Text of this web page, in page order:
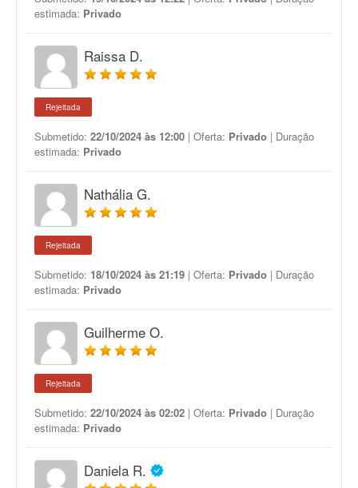
estimada: Privado
Raissa D.
Rejeitada
Submetido: 22/10/2024 às 12:00 | Oferta: Privado | Duração
estimada: Privado
Nathália G.
Rejeitada
Submetido: 18/10/2024 às 21:19 | Oferta: Privado | Duração
estimada: Privado
Guilherme O.
Rejeitada
Submetido: 22/10/2024 às 02:02 | Oferta: Privado | Duração
estimada: Privado
Daniela R.